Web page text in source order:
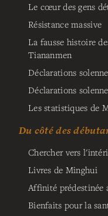
Le cœur des gens
Résistance massive
La fausse histoire
Tiananmen
Déclarations
Déclarations
Les statistiques de
Du côté des
Chercher vers
Livres de Minghui
Affinité prédestinée
Bienfaits pour la